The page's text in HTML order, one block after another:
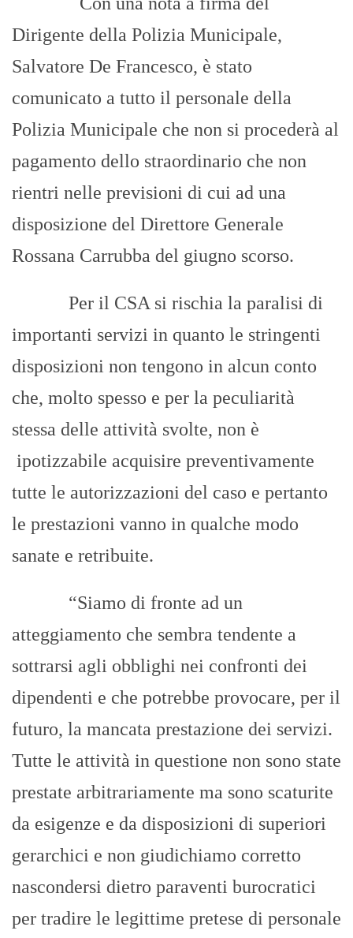
Dirigente della Polizia Municipale,
Salvatore De Francesco, è stato
comunicato a tutto il personale della
Polizia Municipale che non si procederà al
pagamento dello straordinario che non
rientri nelle previsioni di cui ad una
disposizione del Direttore Generale
Rossana Carrubba del giugno scorso.
Per il CSA si rischia la paralisi di
importanti servizi in quanto le stringenti
disposizioni non tengono in alcun conto
che, molto spesso e per la peculiarità
stessa delle attività svolte, non è
ipotizzabile acquisire preventivamente
tutte le autorizzazioni del caso e pertanto
le prestazioni vanno in qualche modo
sanate e retribuite.
“Siamo di fronte ad un
atteggiamento che sembra tendente a
sottrarsi agli obblighi nei confronti dei
dipendenti e che potrebbe provocare, per il
futuro, la mancata prestazione dei servizi.
Tutte le attività in questione non sono state
prestate arbitrariamente ma sono scaturite
da esigenze e da disposizioni di superiori
gerarchici e non giudichiamo corretto
nascondersi dietro paraventi burocratici
per tradire le legittime pretese di personale